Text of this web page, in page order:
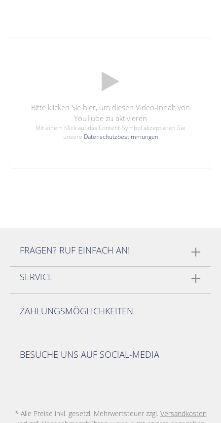
Bitte klicken Sie hier, um diesen Video-Inhalt von
YouTube zu aktivieren
Mit einem Klick auf das Content-Symbol akzeptieren Sie
unsere Datenschutzbestimmungen
FRAGEN? RUF EINFACH AN!
SERVICE
ZAHLUNGSMÖGLICHKEITEN
BESUCHE UNS AUF SOCIAL-MEDIA
* Alle Preise inkl. gesetzl. Mehrwertsteuer zzgl. Versandkosten